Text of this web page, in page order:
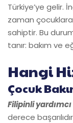
Türkiye’ye gelir.
zaman
sahiptir. Bu
tanır: bakım ve
Hangi
Çocuk
Filipinli yardımcı
derece